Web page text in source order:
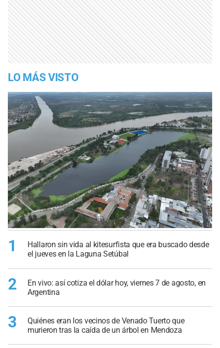
LO MÁS VISTO
1
Hallaron sin vida al kitesurfista que era buscado desde
el jueves en la Laguna Setúbal
2
En vivo: así cotiza el dólar hoy, viernes 7 de agosto, en
Argentina
3
Quiénes eran los vecinos de Venado Tuerto que
murieron tras la caída de un árbol en Mendoza